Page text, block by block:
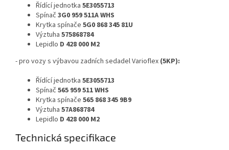
Řídící jednotka 5E3055713
Spínač 3G0 959 511A WHS
Krytka spínače 5G0 868 345 81U
Výztuha 575868784
Lepidlo D 428 000 M2
- pro vozy s výbavou zadních sedadel Varioflex (5KP):
Řídící jednotka 5E3055713
Spínač 565 959 511 WHS
Krytka spínače 565 868 345 9B9
Výztuha 57A868784
Lepidlo D 428 000 M2
Technická specifikace